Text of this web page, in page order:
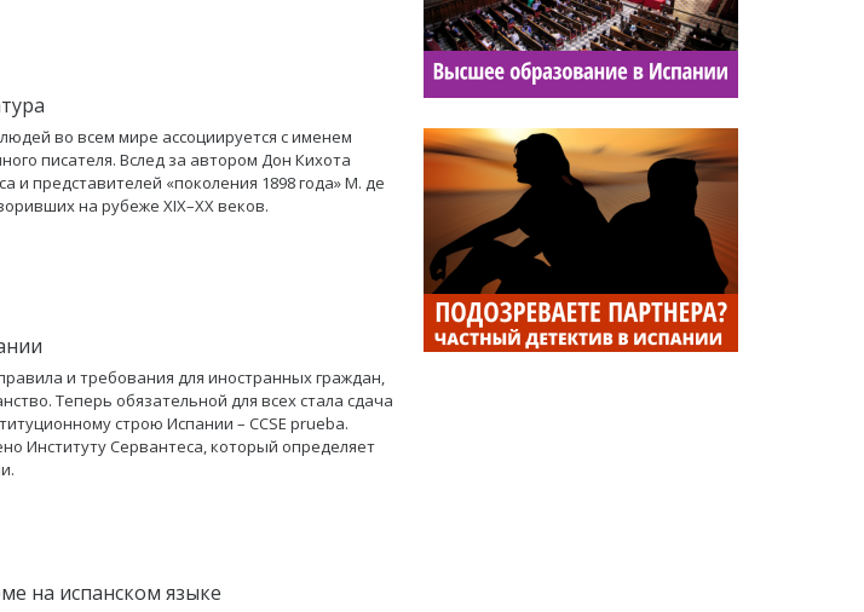
во всем мире ассоциируется с именем
писателя. Вслед за автором Дон Кихота
и представителей «поколения 1898 года» М. де
на рубеже XIX–XX веков.
и требования для иностранных граждан,
Теперь обязательной для всех стала сдача
строю Испании – CCSE prueba.
Институту Сервантеса, который определяет
на испанском языке